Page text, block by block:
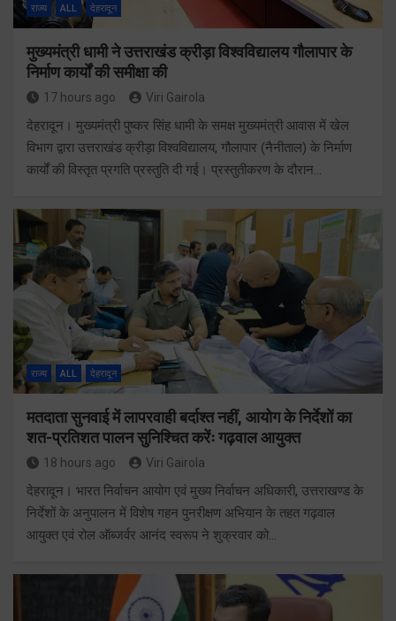
राज्य ALL देहरादून
मुख्यमंत्री धामी ने उत्तराखंड क्रीड़ा विश्वविद्यालय गौलापार के
निर्माण कार्यों की समीक्षा की
17 hours ago Viri Gairola
देहरादून। मुख्यमंत्री पुष्कर सिंह धामी के समक्ष मुख्यमंत्री आवास में खेल
विभाग द्वारा उत्तराखंड क्रीड़ा विश्वविद्यालय, गौलापार (नैनीताल) के निर्माण
कार्यों की विस्तृत प्रगति प्रस्तुति दी गई। प्रस्तुतीकरण के दौरान…
राज्य ALL देहरादून
मतदाता सुनवाई में लापरवाही बर्दाश्त नहीं, आयोग के निर्देशों का
शत-प्रतिशत पालन सुनिश्चित करेंः गढ़वाल आयुक्त
18 hours ago Viri Gairola
देहरादून। भारत निर्वाचन आयोग एवं मुख्य निर्वाचन अधिकारी, उत्तराखण्ड के
निर्देशों के अनुपालन में विशेष गहन पुनरीक्षण अभियान के तहत गढ़वाल
आयुक्त एवं रोल ऑब्जर्वर आनंद स्वरूप ने शुक्रवार को…